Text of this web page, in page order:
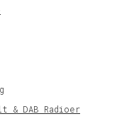
& DAB Radioer